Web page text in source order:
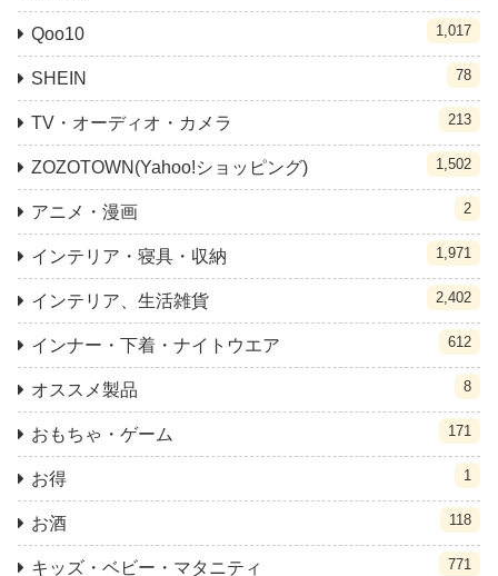
Qoo10 1,017
SHEIN 78
TV・オーディオ・カメラ 213
ZOZOTOWN(Yahoo!ショッピング) 1,502
アニメ・漫画 2
インテリア・寝具・収納 1,971
インテリア、生活雑貨 2,402
インナー・下着・ナイトウエア 612
オススメ製品 8
おもちゃ・ゲーム 171
お得 1
お酒 118
キッズ・ベビー・マタニティ 771